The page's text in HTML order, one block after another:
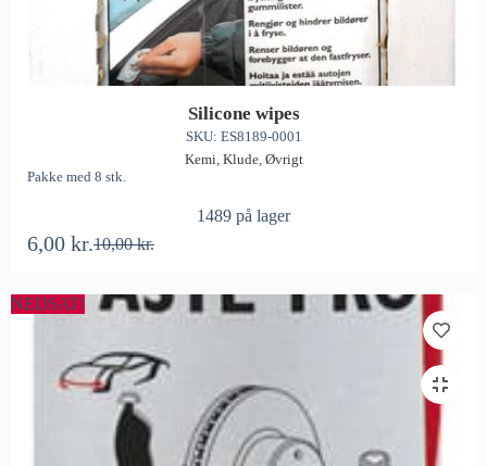
Silicone wipes
SKU: ES8189-0001
Kemi, Klude, Øvrigt
Pakke med 8 stk.
1489 på lager
10,00kr.
6,00 kr.
NEDSAT!